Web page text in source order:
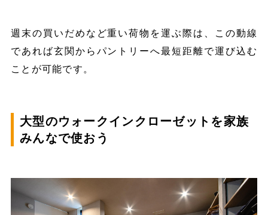
週末の買いだめなど重い荷物を運ぶ際は、この動線
であれば玄関からパントリーへ最短距離で運び込む
ことが可能です。
大型のウォークインクローゼットを家族
みんなで使おう